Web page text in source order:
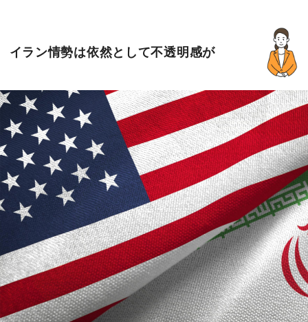
イラン情勢は依然として不透明感が